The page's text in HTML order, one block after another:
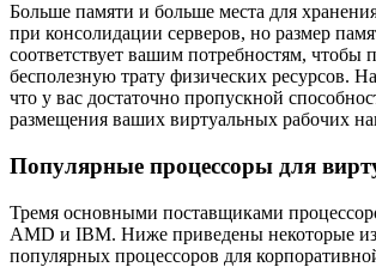
Больше памяти и больше места для
при консолидации серверов, но размер
соответствует вашим потребностям, чтобы
бесполезную трату физических ресурсов.
что у вас достаточно пропускной
размещения ваших виртуальных рабочих
Популярные процессоры для
Тремя основными поставщиками
AMD и IBM. Ниже приведены некоторые
популярных процессоров для